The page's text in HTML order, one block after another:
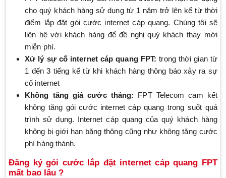
cho quý khách hàng sử dụng từ 1 năm trở lên kể từ thời
điểm lắp đặt gói cước internet cáp quang. Chúng tôi sẽ
liên hệ với khách hàng để đề nghị quý khách thay mới
miễn phí.
Xử lý sự cố internet cáp quang FPT: trong thời gian từ
1 đến 3 tiếng kể từ khi khách hàng thông báo xảy ra sự
cố internet
Không tăng giá cước tháng: FPT Telecom cam kết
không tăng gói cước internet cáp quang trong suốt quá
trình sử dụng. Internet cáp quang của quý khách hàng
không bị giới hạn băng thông cũng như không tăng cước
phí hàng thánh.
Đăng ký gói cước lắp đặt internet cáp quang FPT
mất bao lâu ?